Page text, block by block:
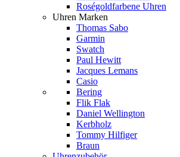
Roségoldfarbene Uhren
Uhren Marken
Thomas Sabo
Garmin
Swatch
Paul Hewitt
Jacques Lemans
Casio
Bering
Flik Flak
Daniel Wellington
Kerbholz
Tommy Hilfiger
Braun